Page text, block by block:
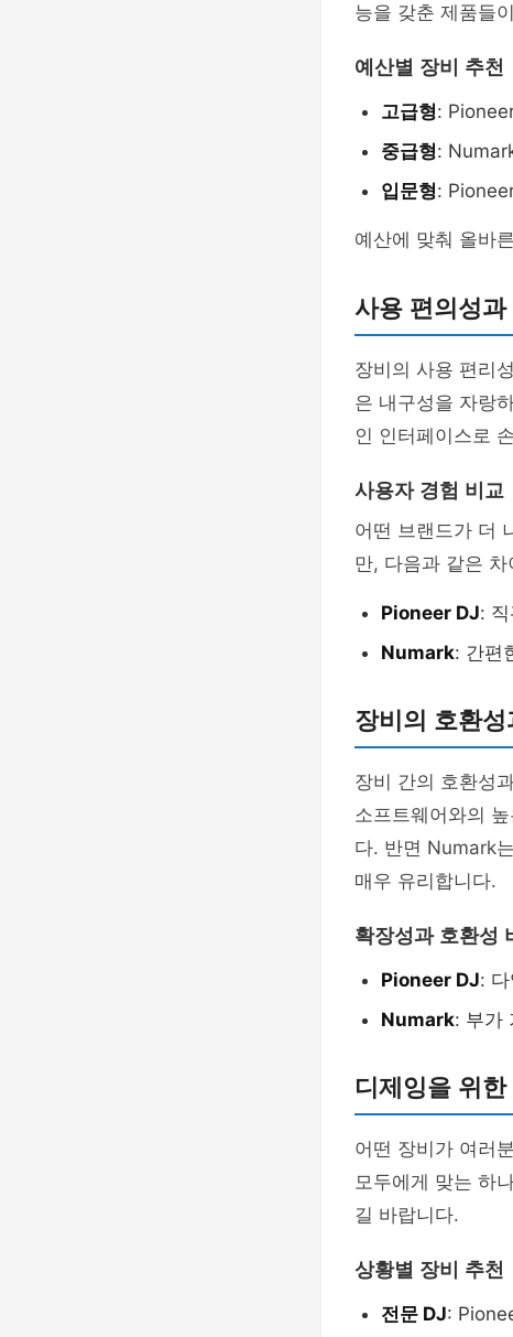
능을 갖춘 제품들
예산별 장비 추천
고급형:
중급형:
입문형:
예산에 맞춰 올바
사용 편의성과
장비의 사용 편리
은 내구성을 자랑
인 인터페이스로
사용자 경험 비교
어떤 브랜드가 더
만, 다음과 같은
Pioneer DJ:
Numark: 간편
장비의 호환성
장비 간의 호환성
소프트웨어와의
다. 반면 Numark
매우 유리합니다.
확장성과 호환성
Pioneer DJ:
Numark: 부가
디제잉을 위
어떤 장비가 여러
모두에게 맞는 하
길 바랍니다.
상황별 장비 추천
전문 DJ: